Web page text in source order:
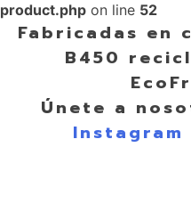
product.php on line 52
Fabricadas en
B450
Únete a
Instagram